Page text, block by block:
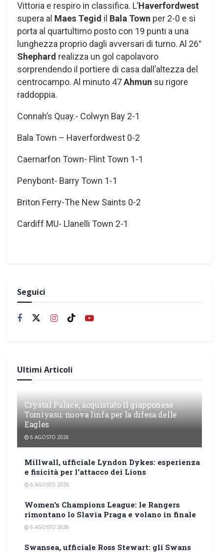
Vittoria e respiro in classifica. L’Haverfordwest
supera al Maes Tegid il Bala Town per 2-0 e si
porta al quartultimo posto con 19 punti a una
lunghezza proprio dagli avversari di turno. Al 26°
Shephard realizza un gol capolavoro
sorprendendo il portiere di casa dall’altezza del
centrocampo. Al minuto 47Ahmun su rigore
raddoppia.
Connah’s Quay.- Colwyn Bay 2-1
Bala Town – Haverfordwest 0-2
Caernarfon Town- Flint Town 1-1
Penybont- Barry Town 1-1
Briton Ferry-The New Saints 0-2
Cardiff MU- Llanelli Town 2-1
Seguici
Ultimi Articoli
Crystal Palace, acquistato il giapponese
Tomiyasu: nuova linfa per la difesa delle
Eagles
6 AGOSTO 2026
Millwall, ufficiale Lyndon Dykes: esperienza
e fisicità per l’attacco dei Lions
6 AGOSTO 2026
Women’s Champions League: le Rangers
rimontano lo Slavia Praga e volano in finale
6 AGOSTO 2026
Swansea, ufficiale Ross Stewart: gli Swans